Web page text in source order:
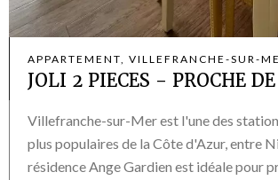
APPARTEMENT, VILLEFRANCHE-SUR-
JOLI 2 PIECES - PROCHE
Villefranche-sur-Mer est l'une des
plus populaires de la Côte d'Azur, entre
résidence Ange Gardien est idéale pour